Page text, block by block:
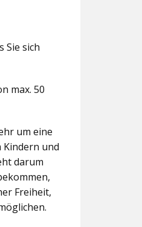
Sie sich
max. 50
um eine
Kindern und
darum
Freiheit,